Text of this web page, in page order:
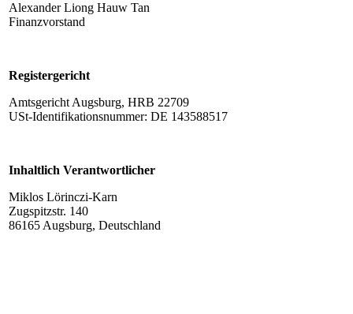
Alexander Liong Hauw Tan
Finanzvorstand
Registergericht
Amtsgericht Augsburg, HRB 22709
USt-Identifikationsnummer: DE 143588517
Inhaltlich Verantwortlicher
Miklos Lörinczi-Karn
Zugspitzstr. 140
86165 Augsburg, Deutschland